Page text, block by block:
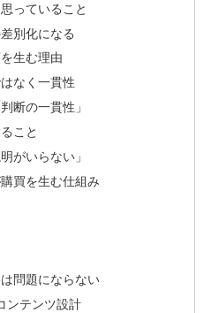
っていること
別化になる
生む理由
なく一貫性
断の一貫性」
こと
がいらない」
買を生む仕組み
問題にならない
ンテンツ設計